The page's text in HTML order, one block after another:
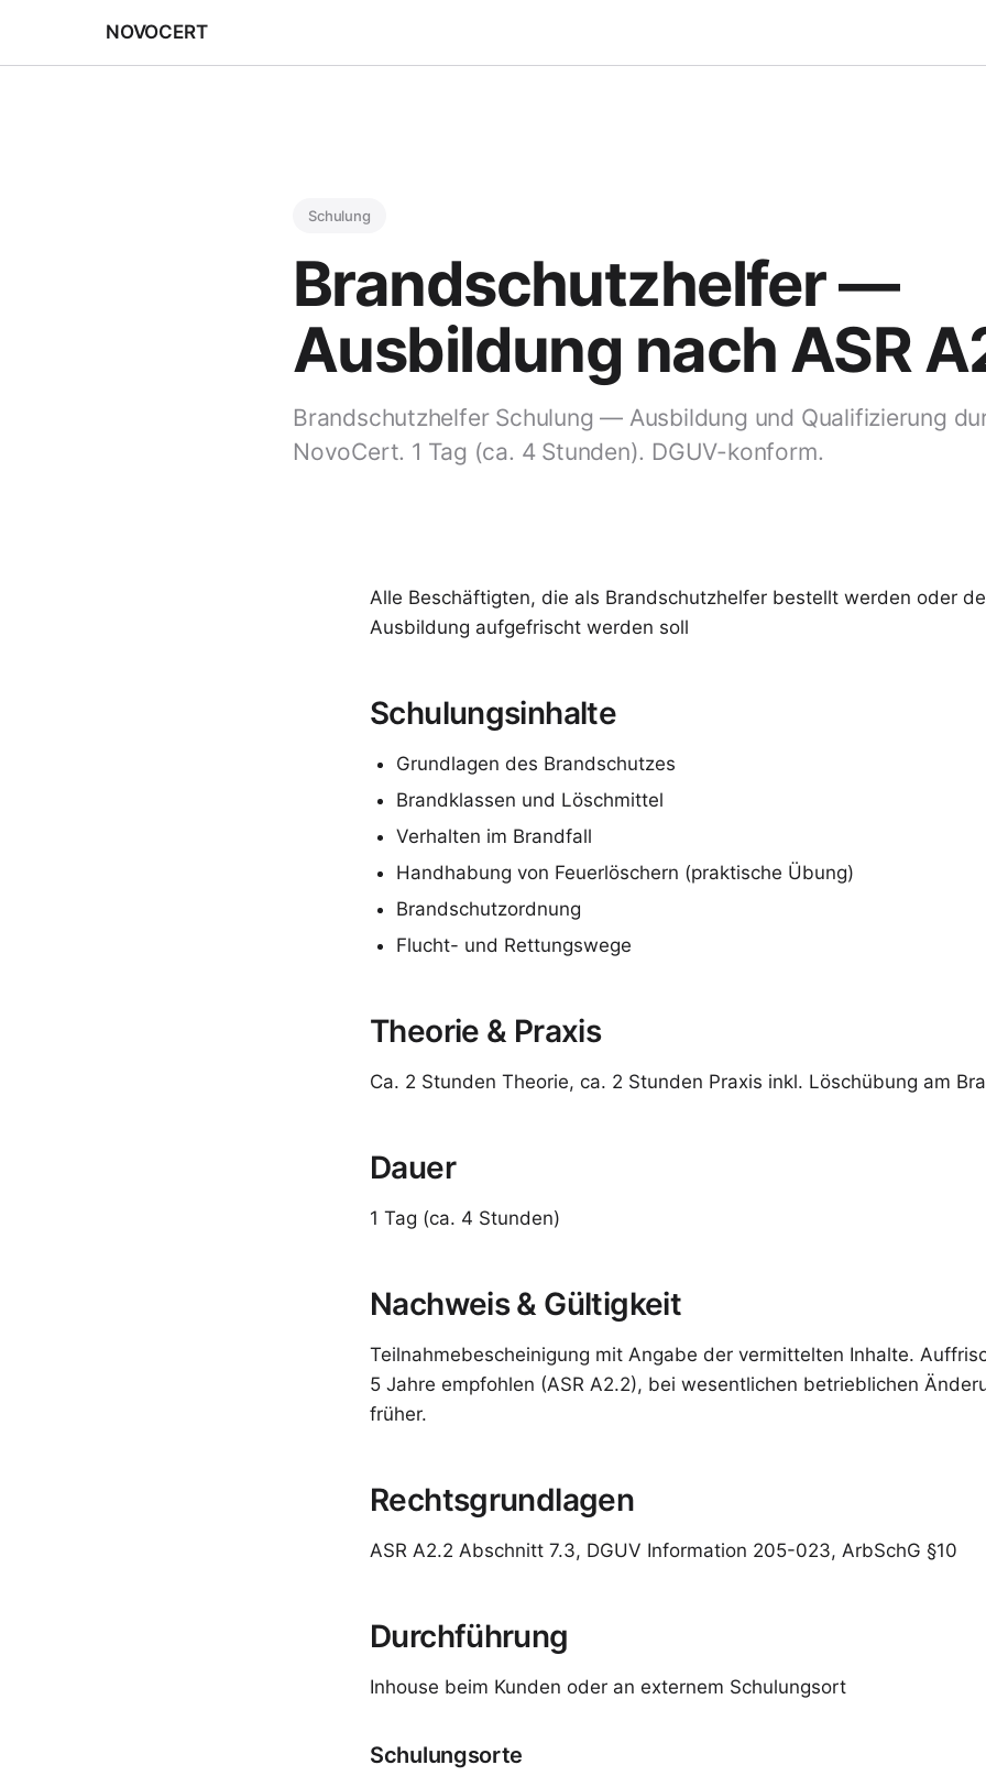
NOVOCERT
Schulung
Brandschutzhelfer —
Ausbildung nach ASR
Brandschutzhelfer Schulung — Ausbildung und Qualifizierung
NovoCert. 1 Tag (ca. 4 Stunden). DGUV-konform.
Alle Beschäftigten, die als Brandschutzhelfer bestellt werden oder
Ausbildung aufgefrischt werden soll
Schulungsinhalte
Grundlagen des Brandschutzes
Brandklassen und Löschmittel
Verhalten im Brandfall
Handhabung von Feuerlöschern (praktische Übung)
Brandschutzordnung
Flucht- und Rettungswege
Theorie & Praxis
Ca. 2 Stunden Theorie, ca. 2 Stunden Praxis inkl. Löschübung am
Dauer
1 Tag (ca. 4 Stunden)
Nachweis & Gültigkeit
Teilnahmebescheinigung mit Angabe der vermittelten Inhalte.
5 Jahre empfohlen (ASR A2.2), bei wesentlichen betrieblichen
früher.
Rechtsgrundlagen
ASR A2.2 Abschnitt 7.3, DGUV Information 205-023, ArbSchG §10
Durchführung
Inhouse beim Kunden oder an externem Schulungsort
Schulungsorte